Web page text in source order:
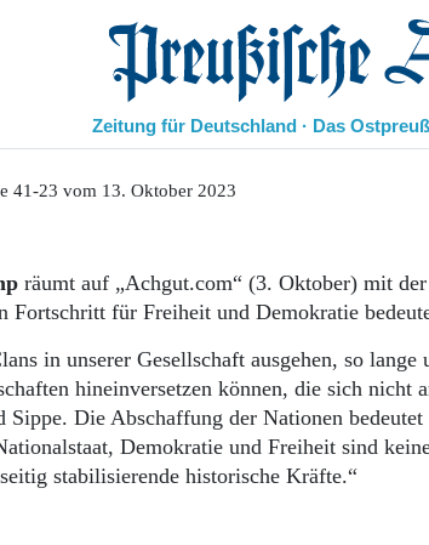
Preußische Allgemeine Zeitung
Zeitung für Deutschland · Das
Leben
Pommern
Berlin-
Schlesien
Danzig und
41-23 vom 13. Oktober 2023
räumt auf „Achgut.com“ (3. Oktober) mit
Fortschritt für Freiheit und Demokratie
in unserer Gesellschaft ausgehen, so lange
hineinversetzen können, die sich nicht
Sippe. Die Abschaffung der Nationen
Demokratie und Freiheit sind
stabilisierende historische Kräfte.“